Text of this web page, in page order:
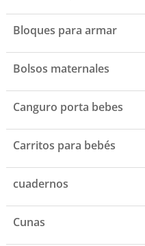
Bloques para armar
Bolsos maternales
Canguro porta bebes
Carritos para bebés
cuadernos
Cunas